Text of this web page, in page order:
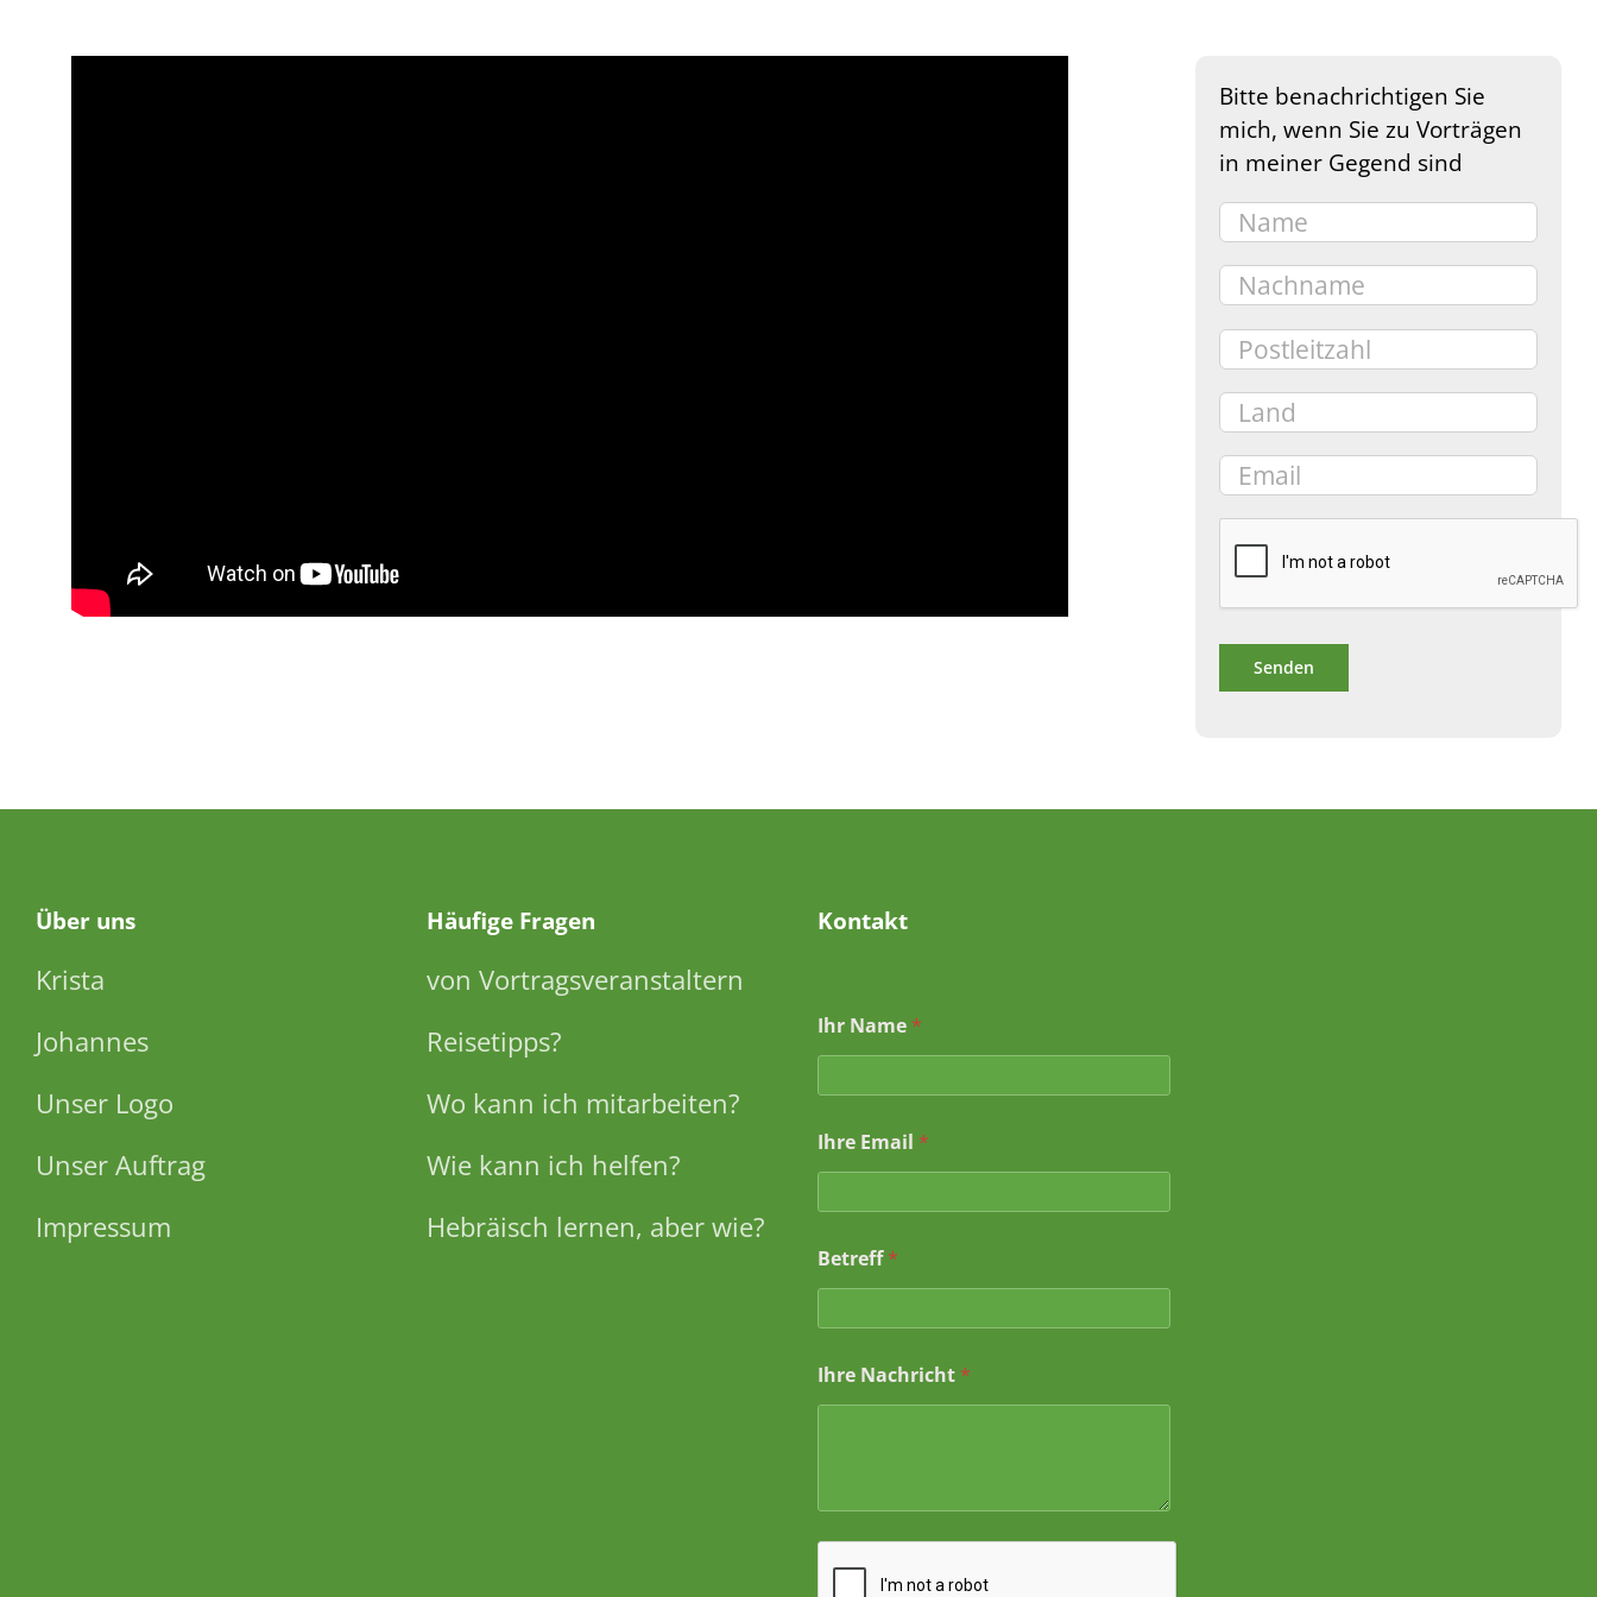
Bitte benachrichtigen Sie
mich, wenn Sie zu Vorträgen
in meiner Gegend sind
Über uns
Krista
Johannes
Unser Logo
Unser Auftrag
Impressum
Häufige Fragen
von Vortragsveranstaltern
Reisetipps?
Wo kann ich mitarbeiten?
Wie kann ich helfen?
Hebräisch lernen, aber wie?
Kontakt
Ihr Name *
e
t
e
f
N
c
r
a
h
Ihre Email *
Betreff*
Ihre Nachricht *